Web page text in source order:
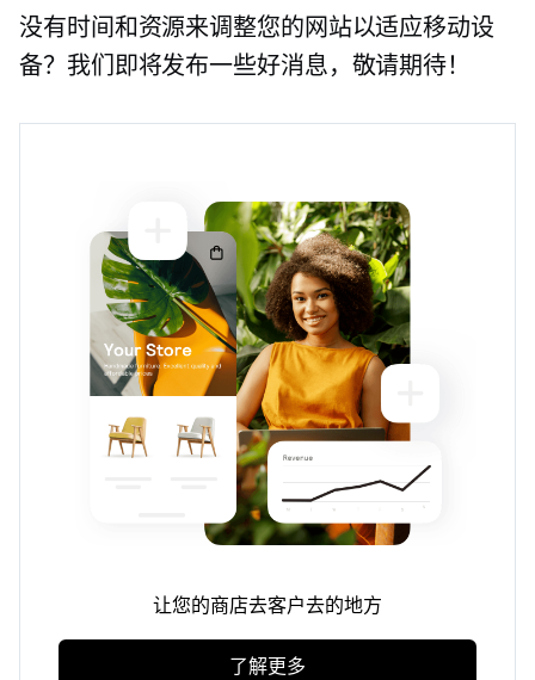
没有时间和资源来调整您的网站以适应移动设
备？我们即将发布一些好消息，敬请期待！
让您的商店去客户去的地方
了解更多